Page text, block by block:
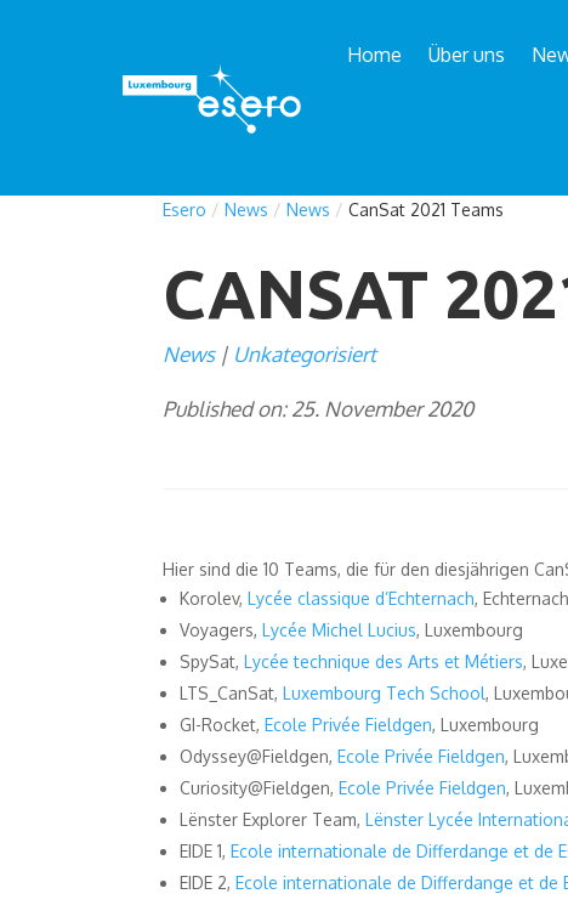
Home Über uns
Esero /News /News /CanSat 2021 Teams
CANSAT
News Unkategorisiert
Published on: 25. November 2020
Hier sind die 10 Teams, die für den diesjährigen
Korolev,Lycée classique d’Echternach, Echternach
Voyagers,Lycée Michel Lucius, Luxembourg
SpySat,Lycée technique des Arts et Métiers,
LTS_CanSat,Luxembourg Tech School,
GI-Rocket,Ecole Privée Fieldgen, Luxembourg
Odyssey@Fieldgen,Ecole Privée Fieldgen,
Curiosity@Fieldgen,Ecole Privée Fieldgen,
Lënster Explorer Team,Lënster Lycée
EIDE 1,Ecole internationale de Differdange et de
EIDE 2,Ecole internationale de Differdange et de